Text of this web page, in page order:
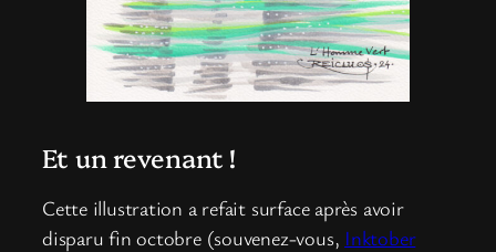
Et un revenant !
Cette illustration a refait surface après avoir
disparu fin octobre (souvenez-vous, Inktober